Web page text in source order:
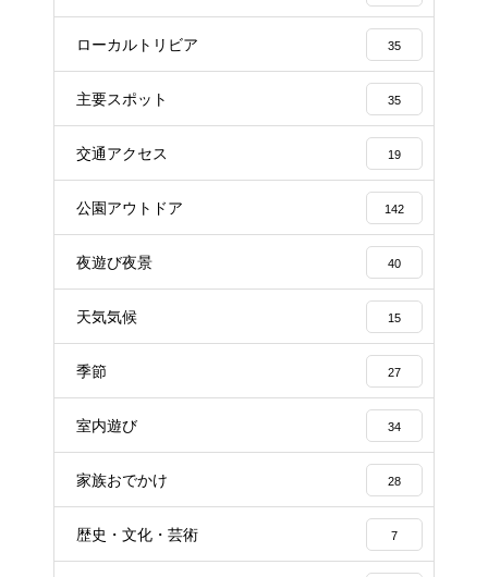
ローカルトリビア 35
主要スポット 35
交通アクセス 19
公園アウトドア 142
夜遊び夜景 40
天気気候 15
季節 27
室内遊び 34
家族おでかけ 28
歴史・文化・芸術 7